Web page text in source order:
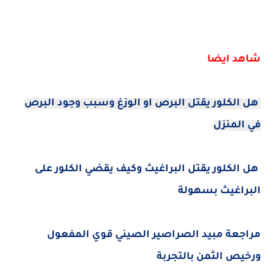
شاهد ايضا
هل الكلور يقتل البرص او الوزغ وسبب وجود البرص
في المنزل
هل الكلور يقتل البراغيث وكيف يقضي الكلور على
البراغيث بسهولة
مراجعة مبيد الصراصير الصيني قوي المفعول
ورخيص الثمن بالتجربة